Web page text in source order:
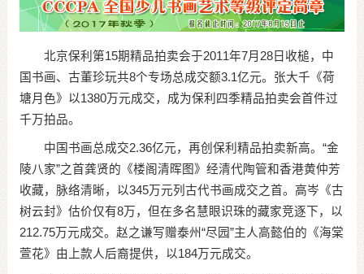
北京保利第15期精品拍卖会于2011年7月28日收槌，中
国书画、古董珍玩共8个专场总成交额3.1亿元。张大千《荷
塘月色》以1380万元成交，成为保利四季精品拍卖会首件过
千万拍品。
中国书画总成交2.36亿元，再创保利精品拍卖新高。“金
陵八家”之首龚贤的《楼阁清晖图》经清代陶管和香港黄仲芳
收藏，脉络清晰，以345万元列古代书画成交之首。高岑《古
树云封》估价仅有8万，但在多名慧眼识珠的藏家竞逐下，以
212.75万元成交。赵之谦写赠泰州“尽园”主人高懿伯的《海棠
萱花》由上款人后裔提供，以184万元成交。